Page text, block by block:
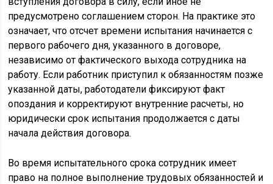
предусмотрено соглашением сторон. На практике это
означает, что отсчет времени испытания начинается с
первого рабочего дня, указанного в договоре,
независимо от фактического выхода сотрудника на
работу. Если работник приступил к обязанностям позже
указанной даты, работодатели фиксируют факт
опоздания и корректируют внутренние расчеты, но
юридически срок испытания продолжается с даты
начала действия договора.
Во время испытательного срока сотрудник имеет
право на полное выполнение трудовых обязанностей и